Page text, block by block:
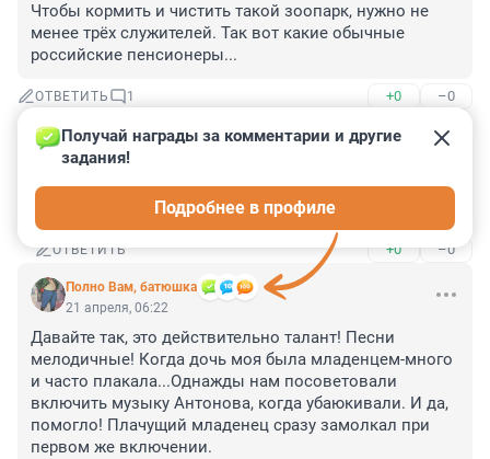
Чтобы кормить и чистить такой зоопарк, нужно не
менее трёх служителей. Так вот какие обычные
российские пенсионеры...
ОТВЕТИТЬ 1 +0 –0
Гость
21 апреля, 12:50
Так ты хоть одно животное спаси, вылечи и корми,
а не исходи здесь на зависть...
ОТВЕТИТЬ +0 –0
Полно Вам, батюшка
Получай награды за комментарии и другие
задания!
Подробнее в профиле
21 апреля, 06:22
Давайте так, это действительно талант! Песни
мелодичные! Когда дочь моя была младенцем-много
и часто плакала...Однажды нам посоветовали
включить музыку Антонова, когда убаюкивали. И да,
помогло! Плачущий младенец сразу замолкал при
первом же включении.